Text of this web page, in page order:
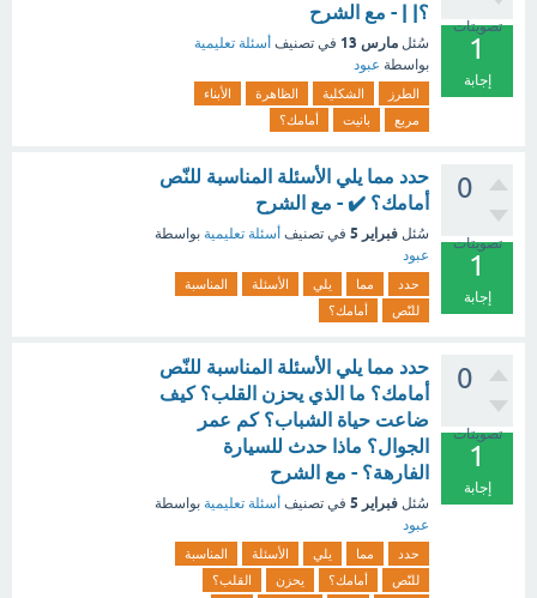
تصويتات
1
إجابة
؟| | - مع الشرح
سُئل مارس 13 في تصنيف أسئلة تعليمية
بواسطة عبود
الطرز الشكلية الظاهرة
الأبناء
مربع
بانيت أمامك؟
0
تصويتات
1
إجابة
حدد مما يلي الأسئلة المناسبة للنّص
أمامك؟ ✔️ - مع الشرح
سُئل فبراير 5 في تصنيف أسئلة تعليمية بواسطة
عبود
حدد مما يلي الأسئلة
المناسبة
للنّص
أمامك؟
0
تصويتات
1
إجابة
حدد مما يلي الأسئلة المناسبة للنّص
أمامك؟ ما الذي يحزن القلب؟ كيف
ضاعت حياة الشباب؟ كم عمر
الجوال؟ ماذا حدث للسيارة
الفارهة؟ - مع الشرح
سُئل فبراير 5 في تصنيف أسئلة تعليمية بواسطة
عبود
حدد مما يلي الأسئلة
المناسبة
للنّص
أمامك؟ يحزن
القلب؟